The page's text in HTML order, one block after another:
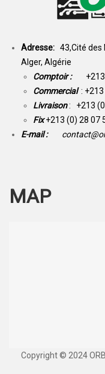
Adresse: 43,Cité des
Alger, Algérie
Comptoir :
Commercial :
Livraison: +213
Fix +213 (0) 28 07
E-mail :
MAP
Copyright © 2024